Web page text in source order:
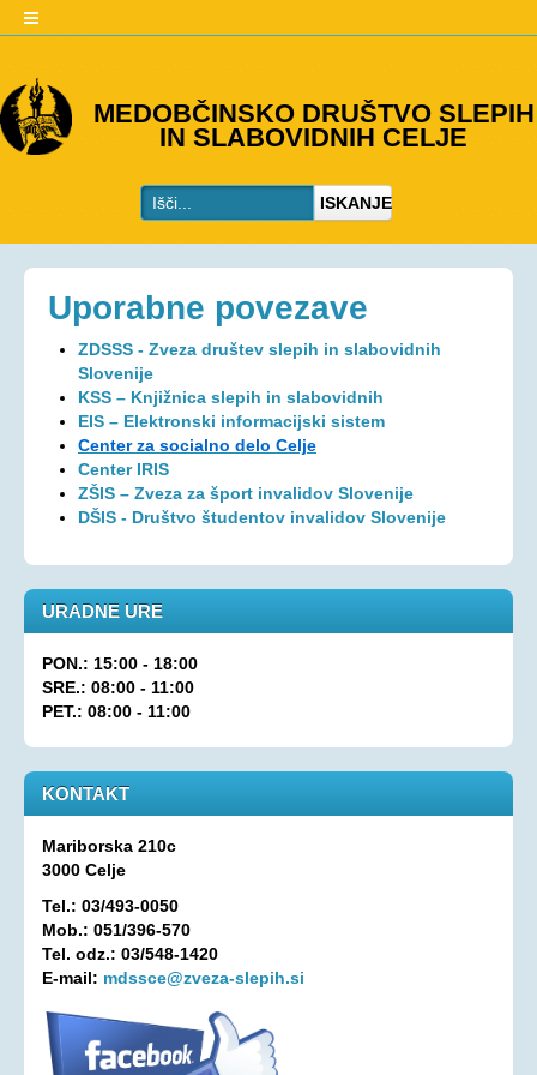
MEDOBČINSKO DRUŠTVO SLEPIH
IN SLABOVIDNIH CELJE
ISKANJE
O DRUŠTVU
Predstavitev
Organi društva
PROGRAMI
Programi društva
Ohranjevanje zdravja
Bivalna skupnost
Osebna asistenca
AKTIVNOSTI
Aktualno
KORONAVIRUS - INFORMACIJE
Financerji
Arhiv
Ugodnosti s člansko izkaznico ZDSSS
Tehnični pripomočki
Dodatek za pomoč in postrežbo
Evropska kartica ugodnosti
Vozovnica za železniški promet
Uporabne povezave
ZDSSS - Zveza društev slepih in slabovidnih
Slovenije
KSS – Knjižnica slepih in slabovidnih
EIS – Elektronski informacijski sistem
Center za socialno delo Celje
Center IRIS
ZŠIS – Zveza za šport invalidov Slovenije
DŠIS - Društvo študentov invalidov Slovenije
URADNE URE
PON.: 15:00 - 18:00
SRE.: 08:00 - 11:00
PET.: 08:00 - 11:00
KONTAKT
Mariborska 210c
3000 Celje
Tel.: 03/493-0050
Mob.: 051/396-570
Tel. odz.: 03/548-1420
E-mail: mdssce@zveza-slepih.si